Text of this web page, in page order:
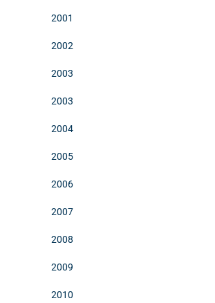
2001
2002
2003
2003
2004
2005
2006
2007
2008
2009
2010